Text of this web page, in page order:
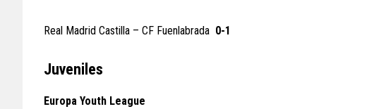
Real Madrid Castilla – CF Fuenlabrada 0-1
Juveniles
Europa Youth League